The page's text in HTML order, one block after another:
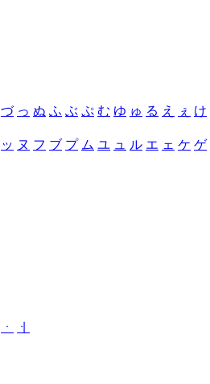
づ っ ぬ ふ ぶ ぷ む ゆ ゅ る え ぇ け
ッ ヌ フ ブ プ ム ユ ュ ル エ ェ ケ ゲ
ㆍ
ㆎ